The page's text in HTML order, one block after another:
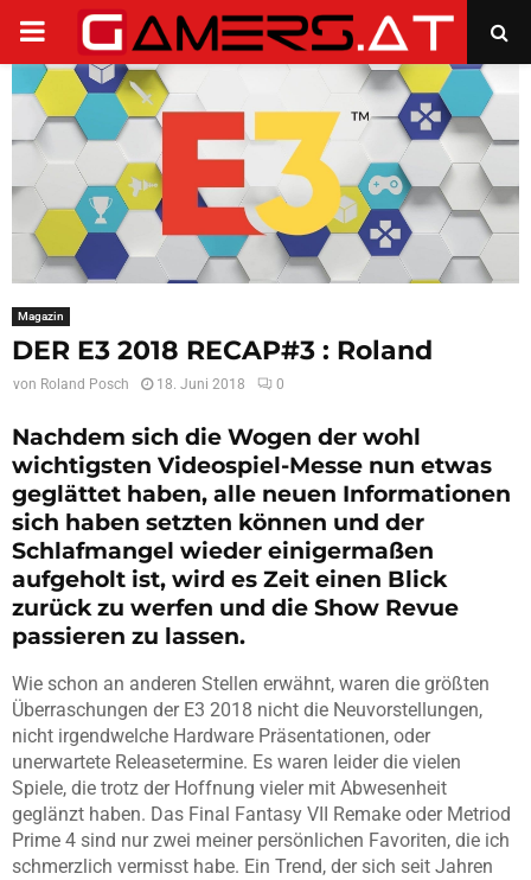
PRIMARY
MENU
Magazin
DER E3 2018 RECAP#3 : Roland
von Roland Posch 18. Juni 2018 0
Nachdem sich die Wogen der wohl
wichtigsten Videospiel-Messe nun etwas
geglättet haben, alle neuen Informationen
sich haben setzten können und der
Schlafmangel wieder einigermaßen
aufgeholt ist, wird es Zeit einen Blick
zurück zu werfen und die Show Revue
passieren zu lassen.
Wie schon an anderen Stellen erwähnt, waren die größten
Überraschungen der E3 2018 nicht die Neuvorstellungen,
nicht irgendwelche Hardware Präsentationen, oder
unerwartete Releasetermine. Es waren leider die vielen
Spiele, die trotz der Hoffnung vieler mit Abwesenheit
geglänzt haben. Das Final Fantasy VII Remake oder Metriod
Prime 4 sind nur zwei meiner persönlichen Favoriten, die ich
schmerzlich vermisst habe. Ein Trend, der sich seit Jahren